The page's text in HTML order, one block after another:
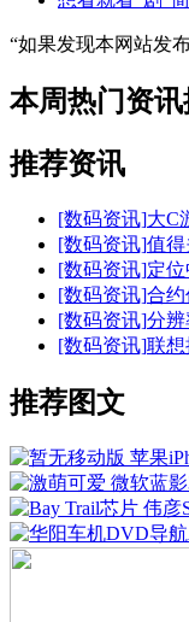
“如果发现本网站发
本周热门资
推荐资讯
[数码资讯]大C
[数码资讯]值
[数码资讯]定位
[数码资讯]合约
[数码资讯]分辨
[数码资讯]联想
推荐图文